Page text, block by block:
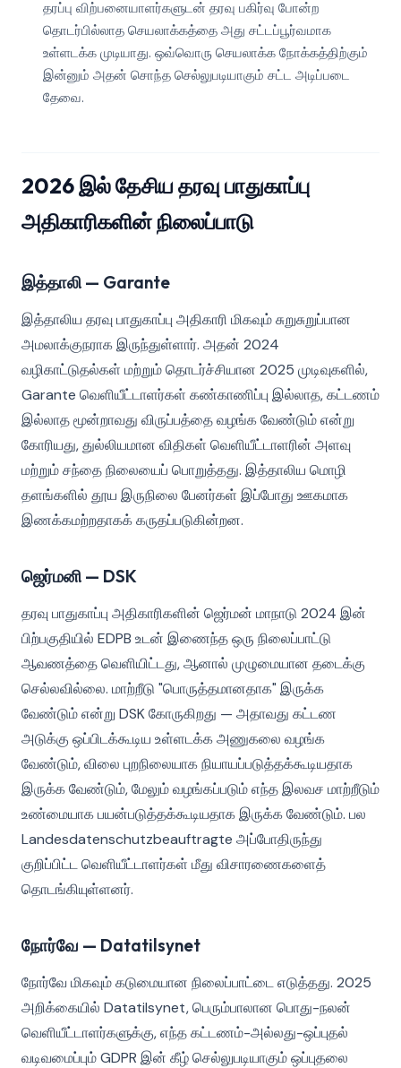
தரப்பு விற்பனையாளர்களுடன் தரவு பகிர்வு போன்ற
தொடர்பில்லாத செயலாக்கத்தை அது சட்டப்பூர்வமாக
உள்ளடக்க முடியாது. ஒவ்வொரு செயலாக்க நோக்கத்திற்கும்
இன்னும் அதன் சொந்த செல்லுபடியாகும் சட்ட அடிப்படை
தேவை.
2026 இல் தேசிய தரவு பாதுகாப்பு
அதிகாரிகளின் நிலைப்பாடு
இத்தாலி — Garante
இத்தாலிய தரவு பாதுகாப்பு அதிகாரி மிகவும் சுறுசுறுப்பான
அமலாக்குநராக இருந்துள்ளார். அதன் 2024
வழிகாட்டுதல்கள் மற்றும் தொடர்ச்சியான 2025 முடிவுகளில்,
Garante வெளியீட்டாளர்கள் கண்காணிப்பு இல்லாத, கட்டணம்
இல்லாத மூன்றாவது விருப்பத்தை வழங்க வேண்டும் என்று
கோரியது, துல்லியமான விதிகள் வெளியீட்டாளரின் அளவு
மற்றும் சந்தை நிலையைப் பொறுத்தது. இத்தாலிய மொழி
தளங்களில் தூய இருநிலை பேனர்கள் இப்போது ஊகமாக
இணக்கமற்றதாகக் கருதப்படுகின்றன.
ஜெர்மனி — DSK
தரவு பாதுகாப்பு அதிகாரிகளின் ஜெர்மன் மாநாடு 2024 இன்
பிற்பகுதியில் EDPB உடன் இணைந்த ஒரு நிலைப்பாட்டு
ஆவணத்தை வெளியிட்டது, ஆனால் முழுமையான தடைக்கு
செல்லவில்லை. மாற்றீடு "பொருத்தமானதாக" இருக்க
வேண்டும் என்று DSK கோருகிறது — அதாவது கட்டண
அடுக்கு ஒப்பிடக்கூடிய உள்ளடக்க அணுகலை வழங்க
வேண்டும், விலை புறநிலையாக நியாயப்படுத்தக்கூடியதாக
இருக்க வேண்டும், மேலும் வழங்கப்படும் எந்த இலவச மாற்றீடும்
உண்மையாக பயன்படுத்தக்கூடியதாக இருக்க வேண்டும். பல
Landesdatenschutzbeauftragte அப்போதிருந்து
குறிப்பிட்ட வெளியீட்டாளர்கள் மீது விசாரணைகளைத்
தொடங்கியுள்ளனர்.
நோர்வே — Datatilsynet
நோர்வே மிகவும் கடுமையான நிலைப்பாட்டை எடுத்தது. 2025
அறிக்கையில் Datatilsynet, பெரும்பாலான பொது-நலன்
வெளியீட்டாளர்களுக்கு, எந்த கட்டணம்-அல்லது-ஒப்புதல்
வடிவமைப்பும் GDPR இன் கீழ் செல்லுபடியாகும் ஒப்புதலை